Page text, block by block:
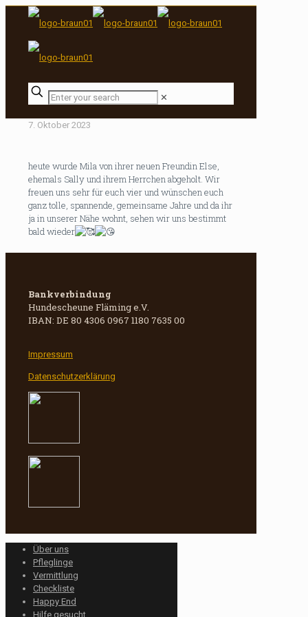
✕
7. Oktober 2023
heute wurde Mila von ihrer neuen Freundin Else,
ehemals Sally und ihrem Herrchen abgeholt. Wir
freuen uns sehr für euch vier und wünschen euch
ganz tolle, spannende, gemeinsame Jahre und da ihr
ja in unserer Nähe wohnt, sehen wir uns bestimmt
bald wieder
Bankverbindung
Hundescheune Fläming e.V.
IBAN: DE 80 4306 0967 1180 7635 00
Impressum
Datenschutzerklärung
Über uns
Pfleglinge
Vermittlung
Checkliste
Happy End
Hilfe gesucht